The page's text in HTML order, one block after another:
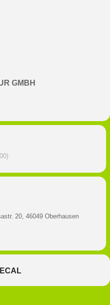
GMBH
20, 46049 Oberhausen